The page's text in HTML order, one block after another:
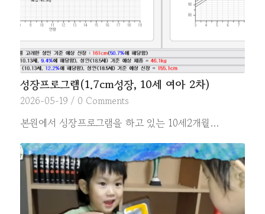
성장프로그램(1.7cm성장, 10세 여아 2차)
2026-05-19 / 0 Comments
본원에서 성장프로그램을 하고 있는 10세2개월…